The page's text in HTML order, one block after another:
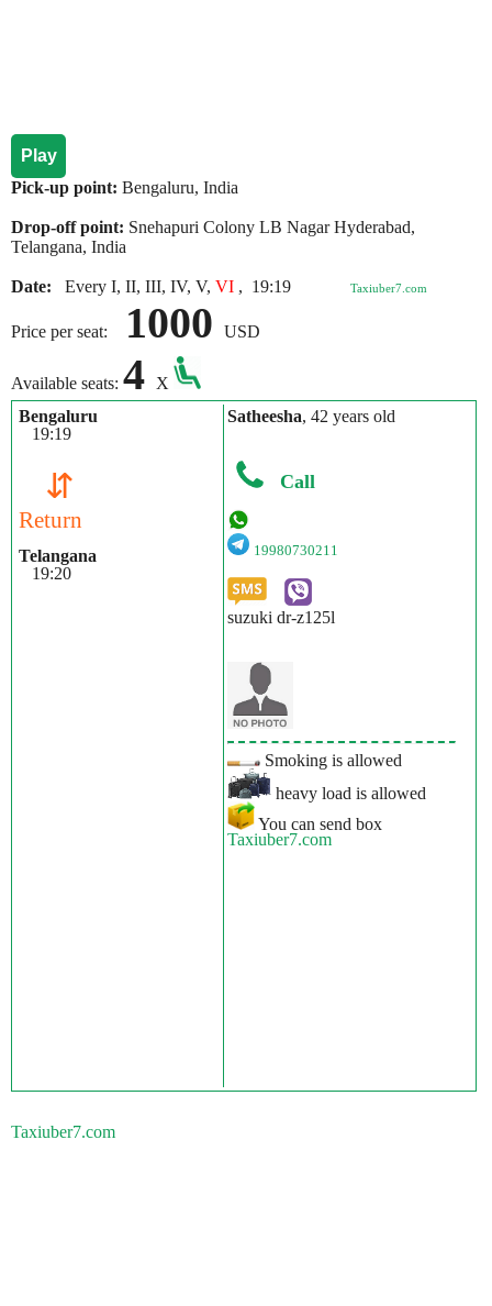
Play
Pick-up point: Bengaluru, India
Drop-off point: Snehapuri Colony LB Nagar Hyderabad,
Telangana, India
Date: Every I, II, III, IV, V, VI , 19:19 Taxiuber7.com
Price per seat: 1000 USD
Available seats: 4
X
Bengaluru
19:19
⇵
Return
Telangana
19:20
Satheesha, 42 years old
Call
19980730211
suzuki dr-z125l
Smoking is allowed
heavy load is allowed
You can send box
Taxiuber7.com
Taxiuber7.com